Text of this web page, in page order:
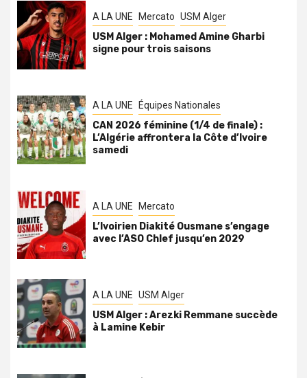
A LA UNE Mercato USM Alger
USM Alger : Mohamed Amine Gharbi
signe pour trois saisons
A LA UNE Équipes Nationales
CAN 2026 féminine (1/4 de finale) :
L’Algérie affrontera la Côte d’Ivoire
samedi
A LA UNE Mercato
L’Ivoirien Diakité Ousmane s’engage
avec l’ASO Chlef jusqu’en 2029
A LA UNE USM Alger
USM Alger : Arezki Remmane succède
à Lamine Kebir